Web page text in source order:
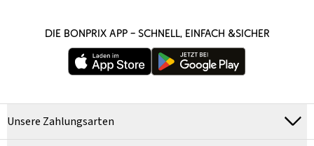
DIE BONPRIX APP – SCHNELL, EINFACH &SICHER
Unsere Zahlungsarten